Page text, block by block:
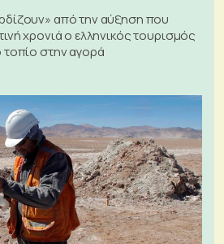
από την αύξηση που
χρονιά ο ελληνικός τουρισμός
τοπίο στην αγορά